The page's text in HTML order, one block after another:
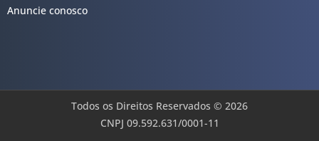
Anuncie conosco
Todos os Direitos Reservados © 2026
CNPJ 09.592.631/0001-11